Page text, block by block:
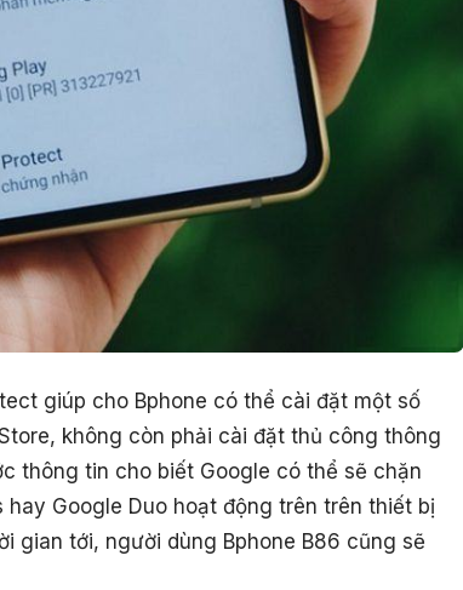
giúp cho Bphone có thể cài đặt một số
không còn phải cài đặt thủ công thông
thông tin cho biết Google có thể sẽ chặn
Google Duo hoạt động trên trên thiết bị
gian tới, người dùng Bphone B86 cũng sẽ